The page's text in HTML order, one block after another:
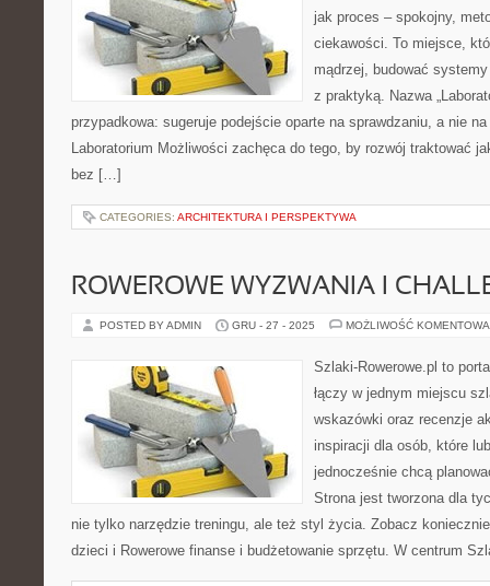
jak proces – spokojny,
ciekawości. To miejsce,
mądrzej, budować
z praktyką. Nazwa
przypadkowa: sugeruje podejście oparte na sprawdzaniu, a nie
Laboratorium Możliwości zachęca do tego, by rozwój traktować
bez […]
CATEGORIES: ARCHITEKTURA I PERSPEKTYWA
ROWEROWE WYZWANIA I
POSTED BY ADMIN GRU - 27 - 2025 MOŻLIWOŚĆ
Szlaki-Rowerowe.pl to
łączy w jednym miejscu
wskazówki oraz recenzje
inspiracji dla osób, które
jednocześnie chcą
Strona jest tworzona dla
nie tylko narzędzie treningu, ale też styl życia. Zobacz
dzieci i Rowerowe finanse i budżetowanie sprzętu. W centrum